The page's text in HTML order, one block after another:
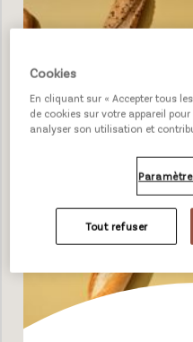
Cookies
En cliquant sur « Accepter tous
de cookies sur votre appareil
analyser son utilisation et
Tout refuser